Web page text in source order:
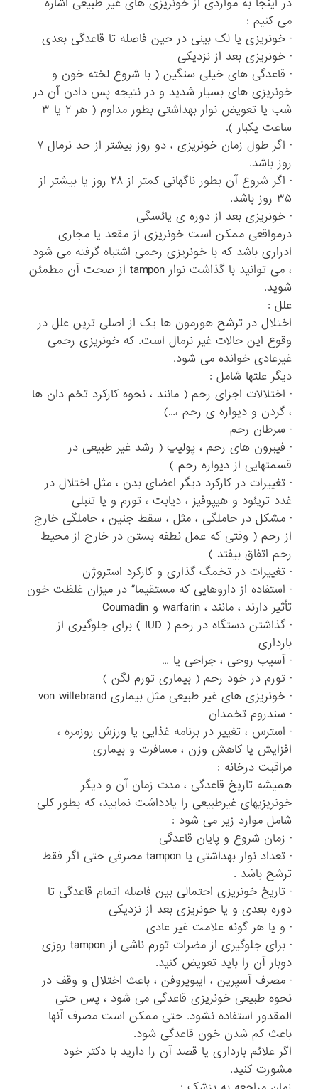
می کنیم :
· خونریزی یا لک بینی در حین فاصله تا قاعدگی بعدی
· خونریزی بعد از نزدیکی
· قاعدگی های خیلی سنگین ( با شروع لخته خون و
خونریزی های بسیار شدید و در نتیجه پس دادن آن در
شب یا تعویض نوار بهداشتی بطور مداوم ( هر ۲ یا ۳
ساعت یکبار ).
· اگر طول زمان خونریزی ، دو روز بیشتر از حد نرمال ۷
روز باشد.
· اگر شروع آن بطور ناگهانی کمتر از ۲۸ روز یا بیشتر از
۳۵ روز باشد.
· خونریزی بعد از دوره ی یائسگی
درمواقعی ممکن است خونریزی از مقعد یا مجاری
ادراری باشد که با خونریزی رحمی اشتباه گرفته می شود
، می توانید با گذاشت نوار tampon از صحت آن مطمئن
شوید.
علل :
اختلال در ترشح هورمون ها یک از اصلی ترین علل در
وقوع این حالات غیر نرمال است. که خونریزی رحمی
غیرعادی خوانده می شود.
دیگر علتها شامل :
· اختلالات اجزای رحم ( مانند ، نحوه کارکرد تخم دان ها
، گردن و دیواره ی رحم ،…)
· سرطان رحم
· فیبرون های رحم ، پولیپ ( رشد غیر طبیعی در
قسمتهایی از دیواره رحم )
· تغییرات در کارکرد دیگر اعضای بدن ، مثل اختلال در
غدد تریئود و هیپوفیز ، دیابت ، تورم و یا تنبلی
· مشکل در حاملگی ، مثل ، سقط جنین ، حاملگی خارج
از رحم ( وقتی که عمل نطفه بستن در خارج از محیط
رحم اتفاق بیفتد )
· تغییرات در تخمگ گذاری و کارکرد استروژن
· استفاده از داروهایی که مستقیما” در میزان غلظت خون
تأثیر دارند ، مانند ، warfarin و Coumadin
· گذاشتن دستگاه در رحم ( IUD ) برای جلوگیری از
بارداری
· آسیب روحی ، جراحی یا …
· تورم در خود رحم ( بیماری تورم لگن )
· خونریزی های غیر طبیعی مثل بیماری von willebrand
· سندروم تخمدان
· استرس ، تغییر در برنامه غذایی یا ورزش روزمره ،
افزایش یا کاهش وزن ، مسافرت و بیماری
مراقبت درخانه :
همیشه تاریخ قاعدگی ، مدت زمان آن و دیگر
خونریزیهای غیرطبیعی را یادداشت نمایید، که بطور کلی
شامل موارد زیر می شود :
· زمان شروع و پایان قاعدگی
· تعداد نوار بهداشتی یا tampon مصرفی حتی اگر فقط
ترشح باشد .
· تاریخ خونریزی احتمالی بین فاصله اتمام قاعدگی تا
دوره بعدی و یا خونریزی بعد از نزدیکی
· و یا هر گونه علامت غیر عادی
· برای جلوگیری از مضرات تورم ناشی از tampon روزی
دوبار آن را باید تعویض کنید.
· مصرف آسپرین ، ایبوپروفن ، باعث اختلال و وقف در
نحوه طبیعی خونریزی قاعدگی می شود ، پس حتی
المقدور استفاده نشود. حتی ممکن است مصرف آنها
باعث کم شدن خون قاعدگی شود.
اگر علائم بارداری یا قصد آن را دارید با دکتر خود
مشورت کنید.